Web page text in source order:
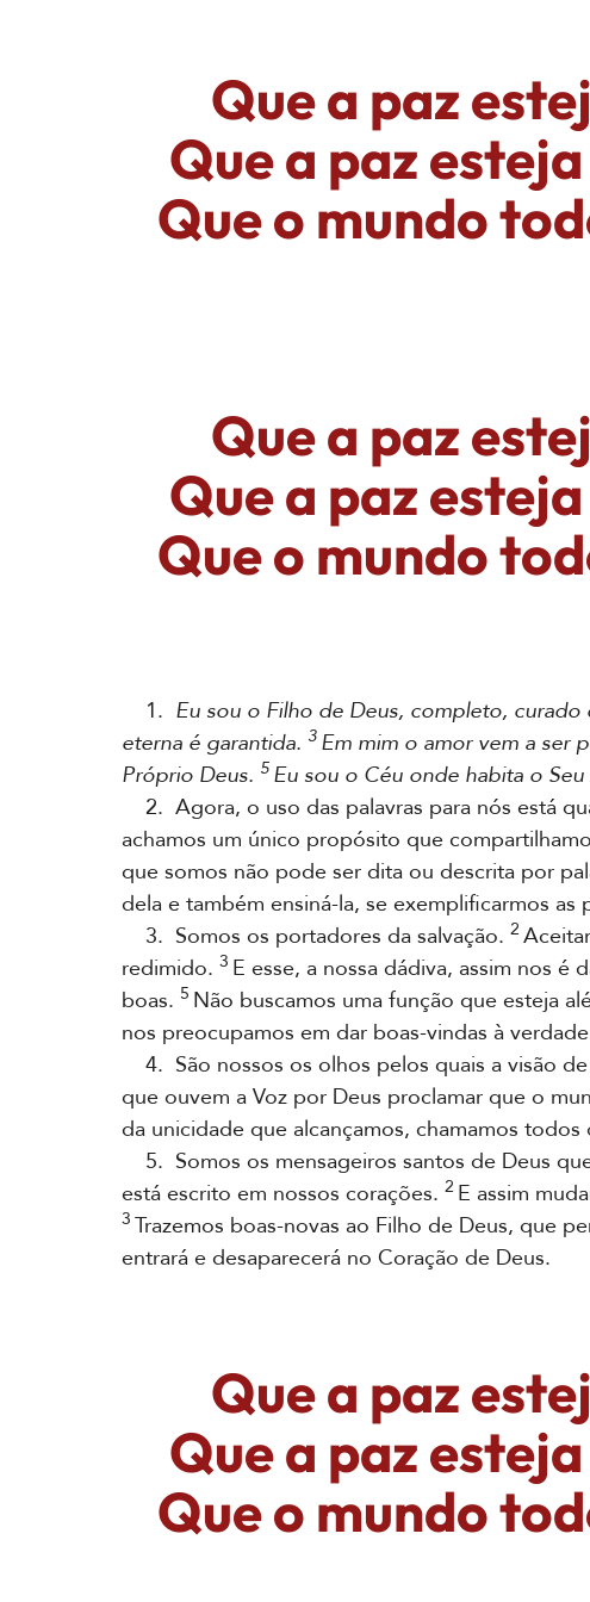
Que a paz
Que a paz
Que o mundo
Que a paz
Que a paz
Que o mundo
1. Eu sou o Filho de Deus, completo,
eterna é garantida. 3 Em mim o amor vem a ser
Próprio Deus. 5 Eu sou o Céu onde habita o Seu
2. Agora, o uso das palavras para nós está
achamos um único propósito que
que somos não pode ser dita ou descrita por
dela e também ensiná-la, se exemplificarmos as
3. Somos os portadores da salvação. 2
redimido. 3 E esse, a nossa dádiva, assim nos é
boas. 5 Não buscamos uma função que esteja
nos preocupamos em dar boas-vindas à
4. São nossos os olhos pelos quais a visão
que ouvem a Voz por Deus proclamar que o
da unicidade que alcançamos, chamamos
5. Somos os mensageiros santos de Deus
está escrito em nossos corações. 2 E assim
3 Trazemos boas-novas ao Filho de Deus, que
entrará e desaparecerá no Coração de Deus.
Que a paz
Que a paz
Que o mundo